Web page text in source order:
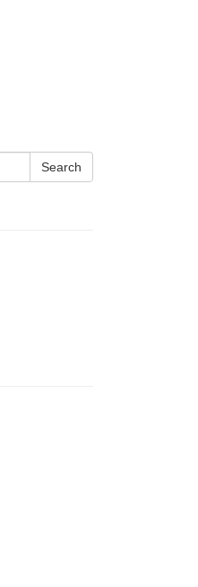
Search